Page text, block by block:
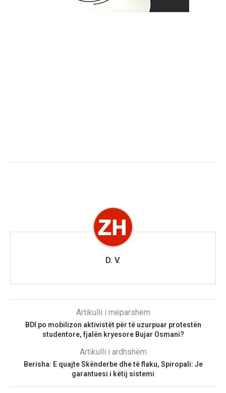
D. V.
Artikulli i mëparshëm
BDI po mobilizon aktivistët për të uzurpuar protestën
studentore, fjalën kryesore Bujar Osmani?
Artikulli i ardhshëm
Berisha: E quajte Skënderbe dhe të flaku, Spiropali: Je
garantuesi i këtij sistemi